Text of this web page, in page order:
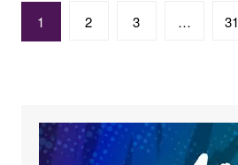
Paginación
de
1 2 3 … 31